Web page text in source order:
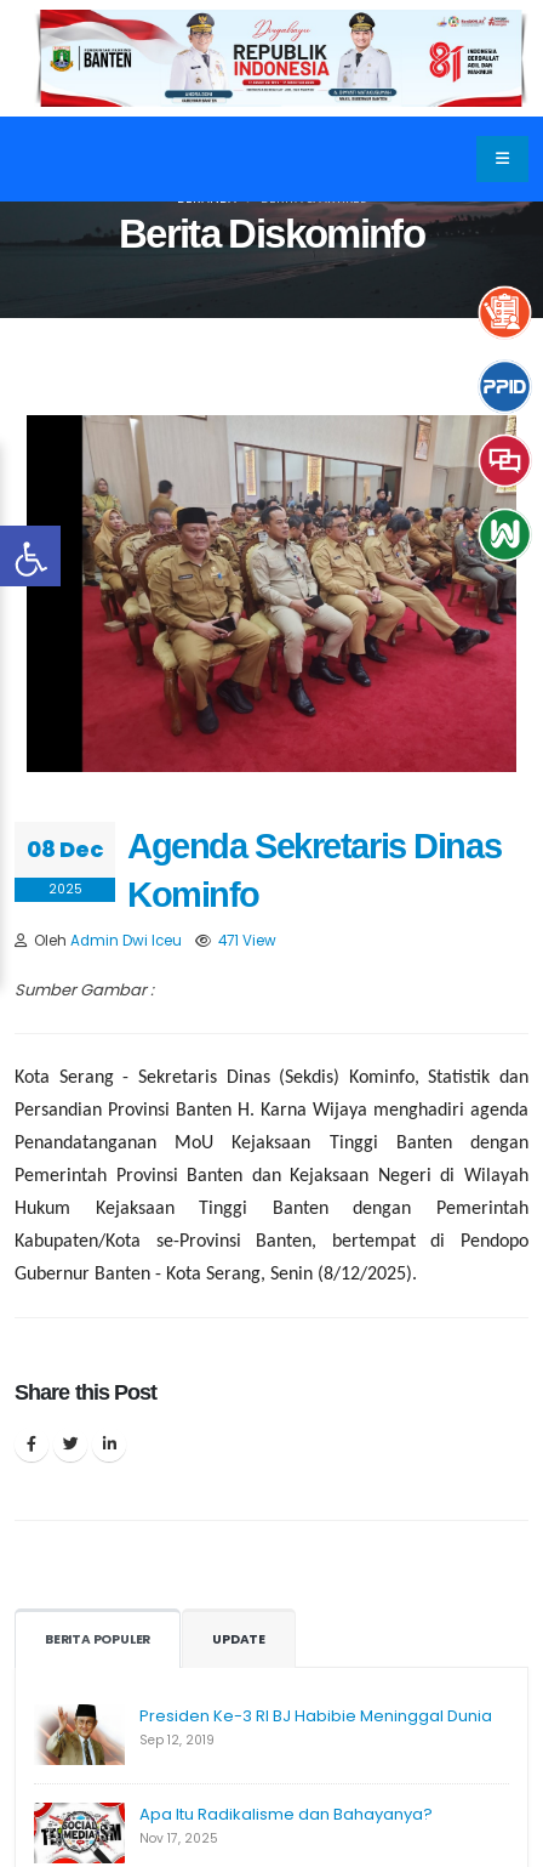
Berita Diskominfo
BERANDA BERITA & ARTIKEL
08 Dec
2025
Agenda Sekretaris Dinas
Kominfo
Oleh Admin Dwi Iceu 471 View
Sumber Gambar :
Kota Serang - Sekretaris Dinas (Sekdis) Kominfo, Statistik dan
Persandian Provinsi Banten H. Karna Wijaya menghadiri agenda
Penandatanganan MoU Kejaksaan Tinggi Banten dengan
Pemerintah Provinsi Banten dan Kejaksaan Negeri di Wilayah
Hukum Kejaksaan Tinggi Banten dengan Pemerintah
Kabupaten/Kota se-Provinsi Banten, bertempat di Pendopo
Gubernur Banten - Kota Serang, Senin (8/12/2025).
Share this Post
BERITA POPULER UPDATE
Presiden Ke-3 RI BJ Habibie Meninggal Dunia
Sep 12, 2019
Apa Itu Radikalisme dan Bahayanya?
Nov 17, 2025